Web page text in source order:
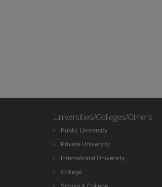
Universities/Colleges/Others
Public University
Private University
International University
College